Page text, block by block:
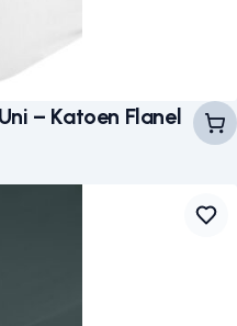
– Katoen Flanel